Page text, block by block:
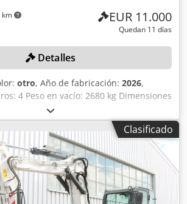
km EUR 11.000
Quedan 11 días
Detalles
otro, Año de fabricación: 2026,
4 Peso en vacío: 2680 kg Dimensiones
337 x 172 x 197 cm Sistema de
propio: 2680 kg Dimensiones de
1727 x 1972 mm Marca y modelo del
Potencia: 36,5 kW / 48,9 CV Cilindros:
neumáticos: ruedas delanteras y traseras:
la pala: 1730 mm Equipamiento:
rápido mecánico Función adicional:
Hsha Sin certificación ni registro CE Sin
Clasificado